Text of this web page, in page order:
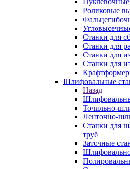
Пуклевочные
Роликовые
Станки для
Станки для
Станки для
Станки для
Шлифовальные
Назад
Точильно-
Ленточно-
Станки для
труб
Заточные